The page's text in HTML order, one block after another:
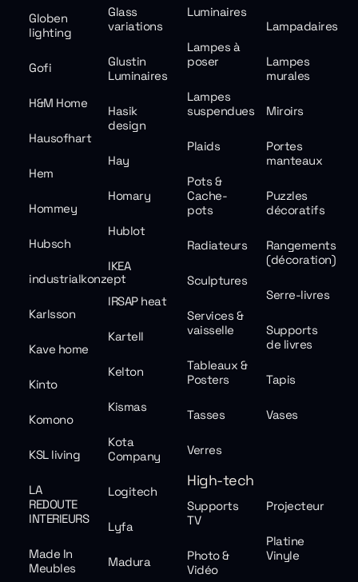
Glass
variations
Globen
lighting
Glustin
Luminaires
Gofi
H&M Home
Hasik
design
Hausofhart
Hay
Hem
Homary
Hommey
Hublot
Hubsch
IKEA
industrialkonzept
IRSAP heat
Karlsson
Kartell
Kave home
Kelton
Kinto
Kismas
Komono
Kota
Company
KSL living
LA
REDOUTE
INTERIEURS
Logitech
Lyfa
Made In
Meubles
Madura
Luminaires
Lampadaires
Lampes à
poser
Lampes
murales
Lampes
suspendues
Miroirs
Plaids
Portes
manteaux
Pots &
Cache-
pots
Puzzles
décoratifs
Radiateurs
Rangements
(décoration)
Sculptures
Serre-livres
Services &
vaisselle
Supports
de livres
Tableaux &
Posters
Tapis
Tasses Vases
Verres
High-tech
Supports
TV
Projecteur
Platine
Vinyle
Photo &
Vidéo